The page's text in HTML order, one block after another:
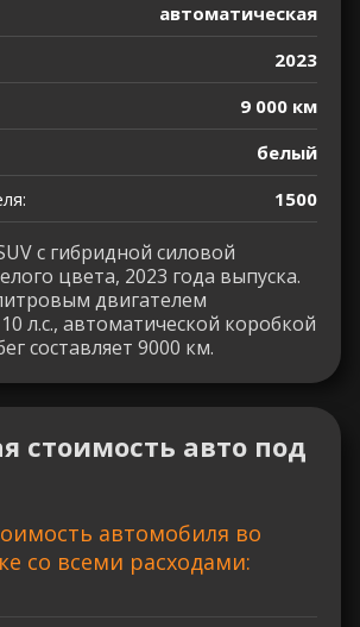
автоматическая
2023
9 000 км
белый
1500
с гибридной силовой
цвета, 2023 года выпуска.
двигателем
л.с., автоматической коробкой
составляет 9000 км.
стоимость авто под
автомобиля во
со всеми расходами: